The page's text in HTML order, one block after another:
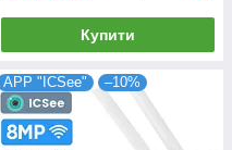
Купити
APP "ICSee" –10%